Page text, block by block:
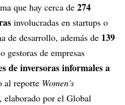
que hay cerca de 274
involucradas en startups o
de desarrollo, además de 139
o gestoras de empresas
de inversoras informales a
al reporte Women's
, elaborado por el Global